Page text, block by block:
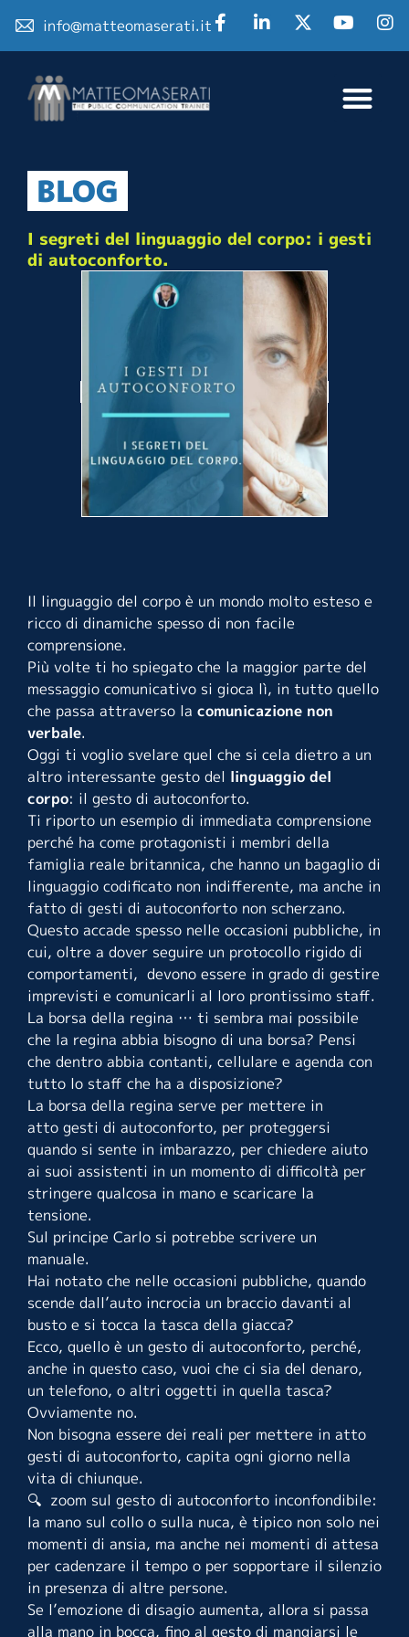
info@matteomaserati.it
BLOG
I segreti del linguaggio del corpo: i gesti
di autoconforto.
Il linguaggio del corpo è un mondo molto esteso e
ricco di dinamiche spesso di non facile
comprensione.
Più volte ti ho spiegato che la maggior parte del
messaggio comunicativo si gioca lì, in tutto quello
che passa attraverso la comunicazione non
verbale.
Oggi ti voglio svelare quel che si cela dietro a un
altro interessante gesto del linguaggio del
corpo: il gesto di autoconforto.
Ti riporto un esempio di immediata comprensione
perché ha come protagonisti i membri della
famiglia reale britannica, che hanno un bagaglio di
linguaggio codificato non indifferente, ma anche in
fatto di gesti di autoconforto non scherzano.
Questo accade spesso nelle occasioni pubbliche, in
cui, oltre a dover seguire un protocollo rigido di
comportamenti, devono essere in grado di gestire
imprevisti e comunicarli al loro prontissimo staff.
La borsa della regina … ti sembra mai possibile
che la regina abbia bisogno di una borsa? Pensi
che dentro abbia contanti, cellulare e agenda con
tutto lo staff che ha a disposizione?
La borsa della regina serve per mettere in
atto gesti di autoconforto, per proteggersi
quando si sente in imbarazzo, per chiedere aiuto
ai suoi assistenti in un momento di difficoltà per
stringere qualcosa in mano e scaricare la
tensione.
Sul principe Carlo si potrebbe scrivere un
manuale.
Hai notato che nelle occasioni pubbliche, quando
scende dall’auto incrocia un braccio davanti al
busto e si tocca la tasca della giacca?
Ecco, quello è un gesto di autoconforto, perché,
anche in questo caso, vuoi che ci sia del denaro,
un telefono, o altri oggetti in quella tasca?
Ovviamente no.
Non bisogna essere dei reali per mettere in atto
gesti di autoconforto, capita ogni giorno nella
vita di chiunque.
🔍 zoom sul gesto di autoconforto inconfondibile:
la mano sul collo o sulla nuca, è tipico non solo nei
momenti di ansia, ma anche nei momenti di attesa
per cadenzare il tempo o per sopportare il silenzio
in presenza di altre persone.
Se l’emozione di disagio aumenta, allora si passa
alla mano in bocca, fino al gesto di mangiarsi le